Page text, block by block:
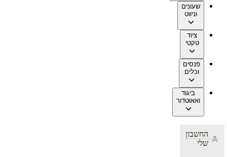
שעונים
וניווט
ציוד
טקטי
פנסים
וכלים
ביגוד
ואאוטדור
החשבון
שלי